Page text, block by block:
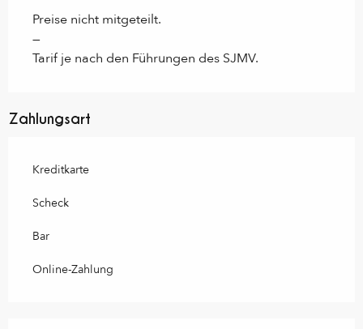
Preise nicht mitgeteilt.
—
Tarif je nach den Führungen des SJMV.
Zahlungsart
Kreditkarte
Scheck
Bar
Online-Zahlung